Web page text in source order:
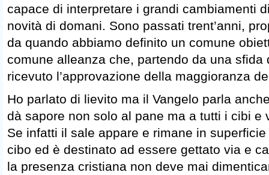
capace di interpretare i grandi cambiamenti
novità di domani. Sono passati trent’anni,
da quando abbiamo definito un comune
comune alleanza che, partendo da una sfida
ricevuto l’approvazione della maggioranza
Ho parlato di lievito ma il Vangelo parla
dà sapore non solo al pane ma a tutti i cibi e
Se infatti il sale appare e rimane in
cibo ed è destinato ad essere gettato via e
la presenza cristiana non deve mai